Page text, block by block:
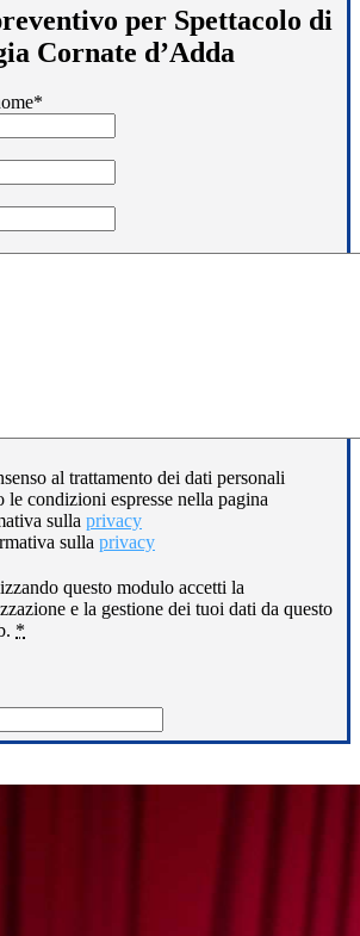
per Spettacolo di
Cornate d’Adda
*
al trattamento dei dati personali
le condizioni espresse nella pagina
sulla privacy
sulla privacy
questo modulo accetti la
e la gestione dei tuoi dati da questo
*